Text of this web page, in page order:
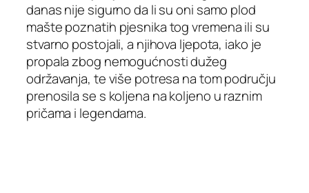
danas nije sigurno da li su oni samo plod
mašte poznatih pjesnika tog vremena ili su
stvarno postojali, a njihova ljepota, iako je
propala zbog nemogućnosti dužeg
održavanja, te više potresa na tom području
prenosila se s koljena na koljeno u raznim
pričama i legendama.